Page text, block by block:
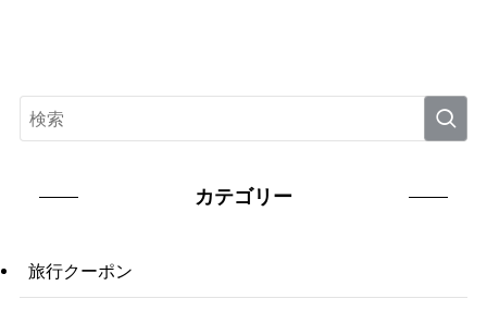
カテゴリー
旅行クーポン